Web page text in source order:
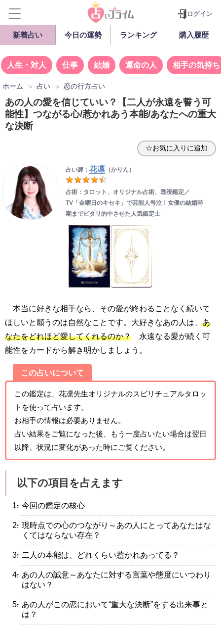
ログイン
新着占い 今日の運勢 ランキング 購入履歴
人生・対人 仕事 結婚 運命の人 相手の気持ち
ホーム 占い 恋の行方占い
あの人の愛を信じていい？【二人が永遠を誓う可
能性】つながる心/惹かれあう本能/あなたへの重大
な決断
☆お気に入りに追加
占い師： 花凛（かりん）
占術：タロット、オリジナル占術、透視鑑定／
TV「金曜日のキセキ」で芸能人号泣！女優の結婚時
期までピタリ的中させた人気鑑定士
本当に好きな相手なら、その愛が終わることなく続いて
ほしいと願うのは自然なことです。大好きなあの人は、 あ
なたをどれほど愛してくれるのか？ 永遠なる愛が続く可
能性をカードから解き明かしましょう。
この占いについて
この鑑定は、花凛先生オリジナルのスピリチュアルタロッ
トを使って占います。
お相手の情報は必要ありません。
占い結果をご覧になった後、もう一度占いたい場合は翌日
以降、状況に変化があった時にご覧ください。
以下の項目を占えます
・今回の鑑定の核心
・現時点での心のつながり～あの人にとってあなたはな
くてはならない存在？
・二人の本能は、どれくらい惹かれあってる？
・あの人の誠意～あなたに対する言葉や態度にいつわり
はない？
・あの人がこの恋において“重大な決断”をする出来事と
は？